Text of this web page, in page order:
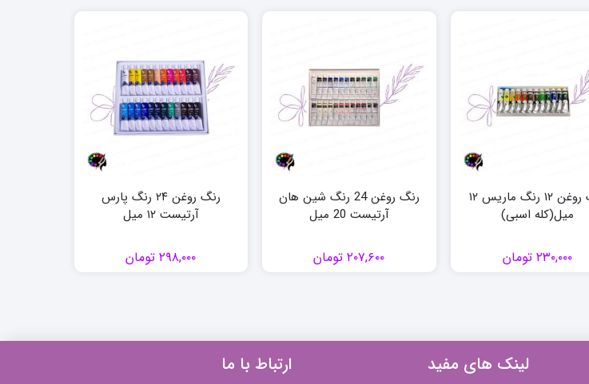
رنگ روغن ۱۲ رنگ ماریس ۱۲
میل(کله اسبی)
۲۳۰,۰۰۰ تومان
رنگ روغن 24 رنگ شین هان
آرتیست 20 میل
۲۰۷,۶۰۰ تومان
رنگ روغن ۲۴ رنگ پارس
آرتیست ۱۲ میل
۲۹۸,۰۰۰ تومان
لینک های مفید ارتباط با ما